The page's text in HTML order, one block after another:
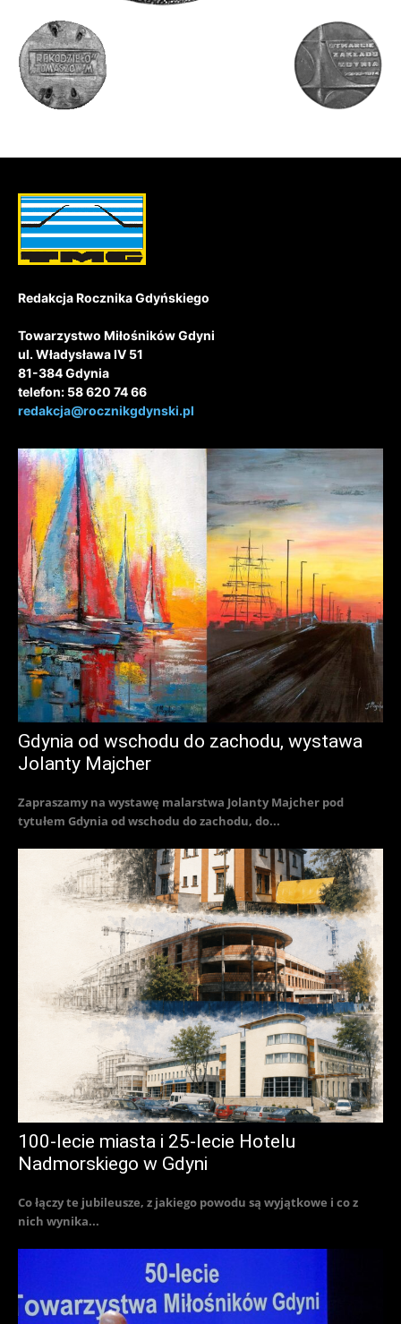
Redakcja Rocznika Gdyńskiego
Towarzystwo Miłośników Gdyni
ul. Władysława IV 51
81-384 Gdynia
telefon: 58 620 74 66
redakcja@rocznikgdynski.pl
Gdynia od wschodu do zachodu, wystawa
Jolanty Majcher
Zapraszamy na wystawę malarstwa Jolanty Majcher pod
tytułem Gdynia od wschodu do zachodu, do...
100-lecie miasta i 25-lecie Hotelu
Nadmorskiego w Gdyni
Co łączy te jubileusze, z jakiego powodu są wyjątkowe i co z
nich wynika...